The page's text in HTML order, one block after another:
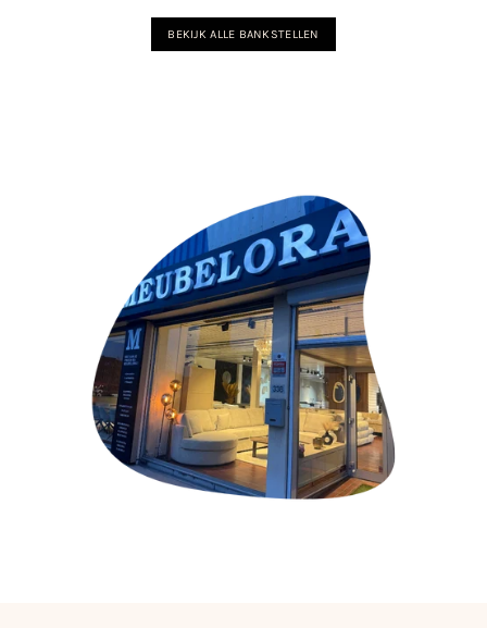
BEKIJK ALLE BANKSTELLEN